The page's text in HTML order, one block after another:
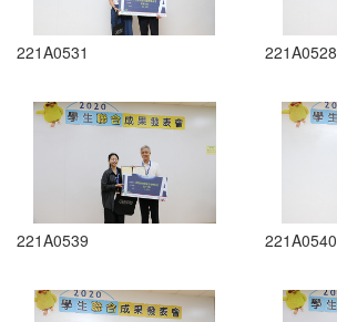
221A0531 221A0528
221A0539 221A0540